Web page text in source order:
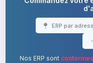
ERP par
Nos ERP sont